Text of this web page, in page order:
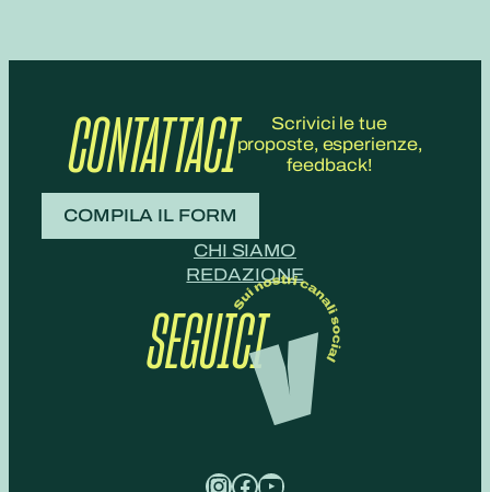
CONTATTACI
Scrivici le tue
proposte, esperienze,
feedback!
COMPILA IL FORM
CHI SIAMO
REDAZIONE
SEGUICI
InstagramFacebook YouTube